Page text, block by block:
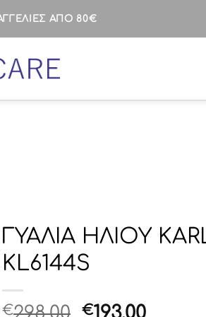
ΑΠΟ 80€
ΓΥΑΛΙΑ ΗΛΙΟΥ
KL6144S
€
Original
€
Η